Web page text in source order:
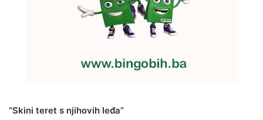
“Skini teret s njihovih leđa”